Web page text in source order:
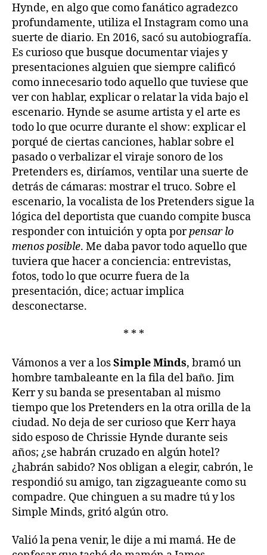
Hynde, en algo que como fanático agradezco
profundamente, utiliza el Instagram como una
suerte de diario. En 2016, sacó su autobiografía.
Es curioso que busque documentar viajes y
presentaciones alguien que siempre calificó
como innecesario todo aquello que tuviese que
ver con hablar, explicar o relatar la vida bajo el
escenario. Hynde se asume artista y el arte es
todo lo que ocurre durante el show: explicar el
porqué de ciertas canciones, hablar sobre el
pasado o verbalizar el viraje sonoro de los
Pretenders es, diríamos, ventilar una suerte de
detrás de cámaras: mostrar el truco. Sobre el
escenario, la vocalista de los Pretenders sigue la
lógica del deportista que cuando compite busca
responder con intuición y opta porpensar lo
menos posible. Me daba pavor todo aquello que
tuviera que hacer a conciencia: entrevistas,
fotos, todo lo que ocurre fuera de la
presentación, dice; actuar implica
desconectarse.
* * *
Vámonos a ver a losSimple Minds, bramó un
hombre tambaleante en la fila del baño. Jim
Kerr y su banda se presentaban al mismo
tiempo que los Pretenders en la otra orilla de la
ciudad. No deja de ser curioso que Kerr haya
sido esposo de Chrissie Hynde durante seis
años; ¿se habrán cruzado en algún hotel?
¿habrán sabido? Nos obligan a elegir, cabrón, le
respondió su amigo, tan zigzagueante como su
compadre. Que chinguen a su madre tú y los
Simple Minds, gritó algún otro.
Valió la pena venir, le dije a mi mamá. He de